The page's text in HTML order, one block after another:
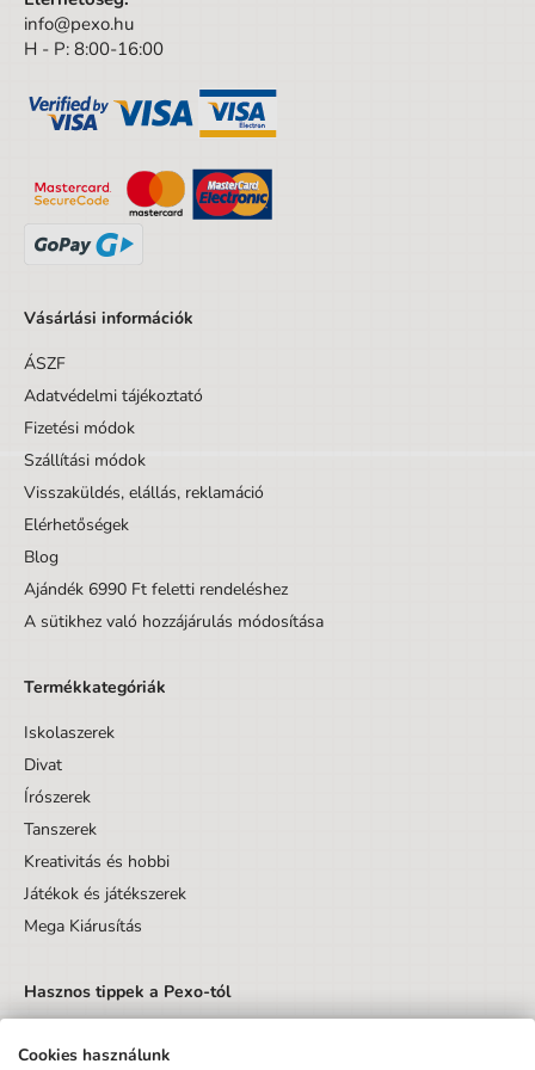
Minta
info@pexo.hu
H - P: 8:00-16:00
Vásárlási információk
ÁSZF
Adatvédelmi tájékoztató
Fizetési módok
Szállítási módok
Visszaküldés, elállás, reklamáció
Elérhetőségek
Blog
Ajándék 6990 Ft feletti rendeléshez
A sütikhez való hozzájárulás módosítása
Termékkategóriák
Iskolaszerek
Divat
Írószerek
Tanszerek
Kreativitás és hobbi
Játékok és játékszerek
Mega Kiárusítás
Hasznos tippek a Pexo-tól
Cookies használunk